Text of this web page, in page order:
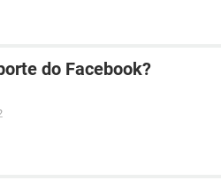
do Facebook?